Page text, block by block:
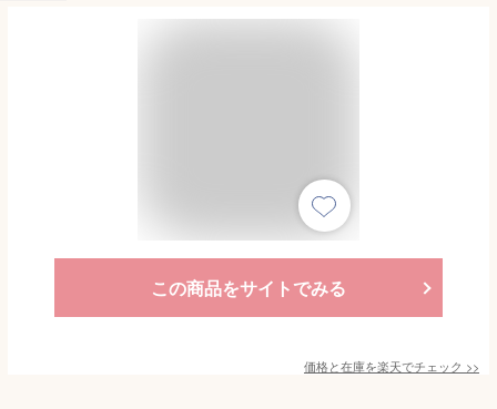
この商品をサイトでみる
価格と在庫を楽天でチェック >>